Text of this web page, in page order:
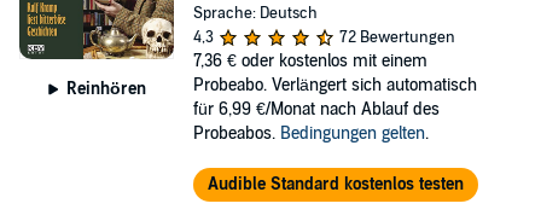
Reinhören
Sprache: Deutsch
4,3
72 Bewertungen
7,36 € oder kostenlos mit einem
Probeabo. Verlängert sich automatisch
für 6,99 €/Monat nach Ablauf des
Probeabos. Bedingungen gelten.
Audible Standard kostenlos testen